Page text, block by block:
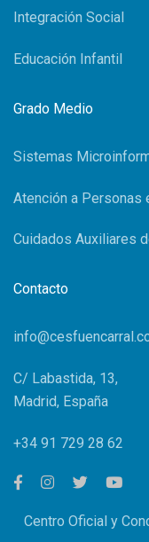
Integración Social
Educación Infantil
Grado Medio
Sistemas
Atención a Personas
Cuidados Auxiliares
Contacto
C/ Labastida, 13,
Madrid, España
+34 91 729 28 62
Centro Oficial y